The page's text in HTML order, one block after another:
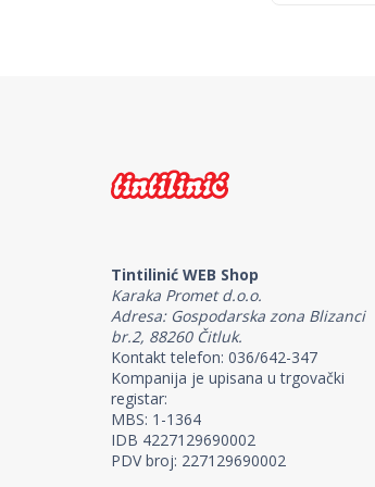
Tintilinić WEB Shop
Karaka Promet d.o.o.
Adresa: Gospodarska zona Blizanci
br.2, 88260 Čitluk.
Kontakt telefon: 036/642-347
Kompanija je upisana u trgovački
registar:
MBS: 1-1364
IDB 4227129690002
PDV broj: 227129690002